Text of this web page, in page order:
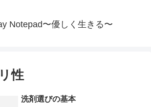
Notepad〜優しく生きる〜
性
洗剤選びの基本